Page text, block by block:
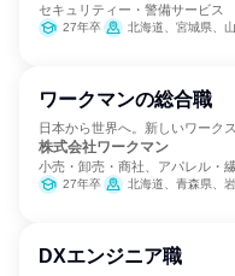
セキュリティー・警備サービス
27年卒 北海道、宮城県、山形県、埼玉県、千葉県、東京都、神奈川県、愛知県
ワークマンの総合職
日本から世界へ。新しいワーク
株式会社ワークマン
小売・卸売・商社、アパレル・
27年卒 北海道、青森県、岩手県、宮城県、秋田県、山形県、福島県、茨城県、栃木県、群馬県、埼玉県、千葉県、東京都、神奈川県、新潟県、富山県、石川県、福井県、山梨県、長野県、岐阜県、静岡県、愛知県、三重県、滋賀県、京都府、大阪府、兵庫県、奈良県、和歌山県、鳥取県、
DXエンジニア職